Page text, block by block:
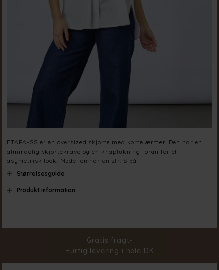
ETAPA-SS er en oversized skjorte med korte ærmer. Den har en
almindelig skjortekrave og en knaplukning foran for et
asymetrisk look. Modellen har en str. S på
Størrelsesguide
Produkt information
Gratis fragt-
Hurtig levering i hele DK